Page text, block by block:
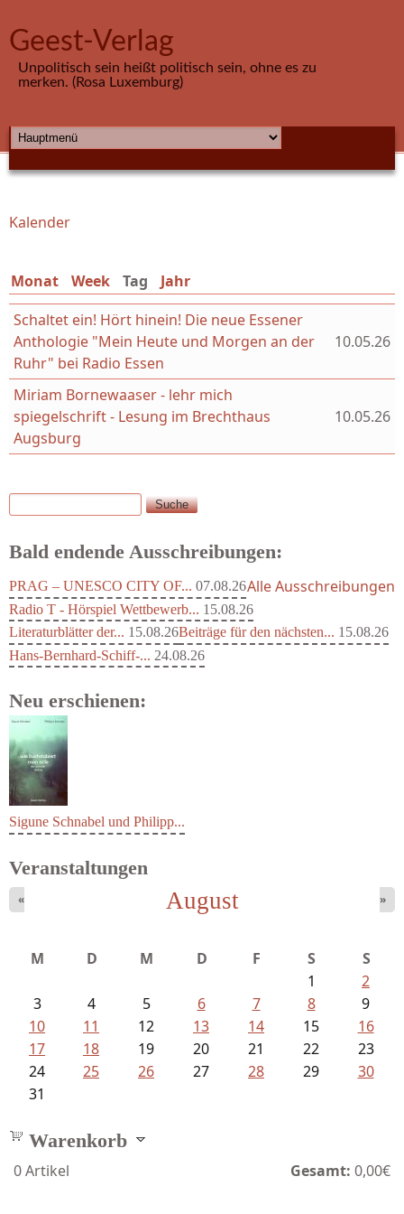
Geest-Verlag
Unpolitisch sein heißt politisch sein, ohne es zu
merken. (Rosa Luxemburg)
HAUPTMENÜ
Sie sind hier
Kalender
Monat Week Tag (aktiver Reiter)
Jahr
Schaltet ein! Hört hinein! Die neue Essener
Anthologie "Mein Heute und Morgen an der
Ruhr" bei Radio Essen
10.05.26
Miriam Bornewaaser - lehr mich
spiegelschrift - Lesung im Brechthaus
Augsburg
10.05.26
Suchformular
Suche
Bald endende Ausschreibungen:
PRAG – UNESCO CITY OF... 07.08.26
Radio T - Hörspiel Wettbewerb... 15.08.26
Literaturblätter der... 15.08.26Beiträge für den nächsten... 15.08.26
Hans-Bernhard-Schiff-... 24.08.26
Alle Ausschreibungen
Neu erschienen:
Sigune Schnabel und Philipp...
Veranstaltungen
August
« »
M D M D F S
S
1
2
3
4 5 6 7 8
9
10
11 12 13 14 15
16
17
18 19 20 21 22
23
24
25 26 27 28 29
30
31
Warenkorb
0Artikel Gesamt: 0,00€